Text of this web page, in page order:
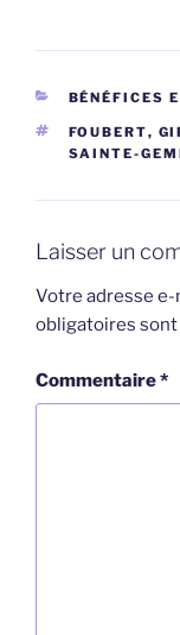
CATÉGORIES
BÉNÉFICES
ÉTIQUETTES
FOUBERT,
SAINTE-
Laisser un
Votre adresse e-
obligatoires
Commentaire*